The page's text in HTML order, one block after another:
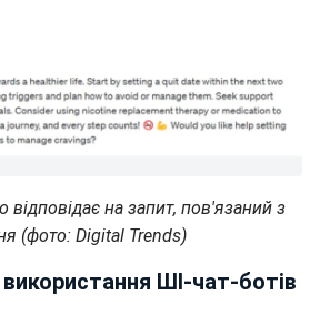
відповідає на запит, пов'язаний з
(фото: Digital Trends)
ШІ-чат-ботів